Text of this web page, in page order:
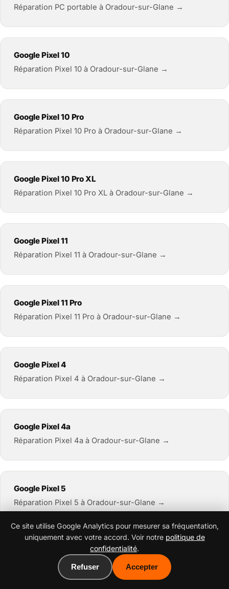
Réparation PC portable à Oradour-sur-Glane →
Google Pixel 10
Réparation Pixel 10 à Oradour-sur-Glane →
Google Pixel 10 Pro
Réparation Pixel 10 Pro à Oradour-sur-Glane →
Google Pixel 10 Pro XL
Réparation Pixel 10 Pro XL à Oradour-sur-Glane →
Google Pixel 11
Réparation Pixel 11 à Oradour-sur-Glane →
Google Pixel 11 Pro
Réparation Pixel 11 Pro à Oradour-sur-Glane →
Google Pixel 4
Réparation Pixel 4 à Oradour-sur-Glane →
Google Pixel 4a
Réparation Pixel 4a à Oradour-sur-Glane →
Google Pixel 5
Réparation Pixel 5 à Oradour-sur-Glane →
Réparation Pixel 6 à Oradour-sur-Glane →
Ce site utilise Google Analytics pour mesurer sa fréquentation,
uniquement avec votre accord. Voir notre politique de
confidentialité.
Refuser Accepter